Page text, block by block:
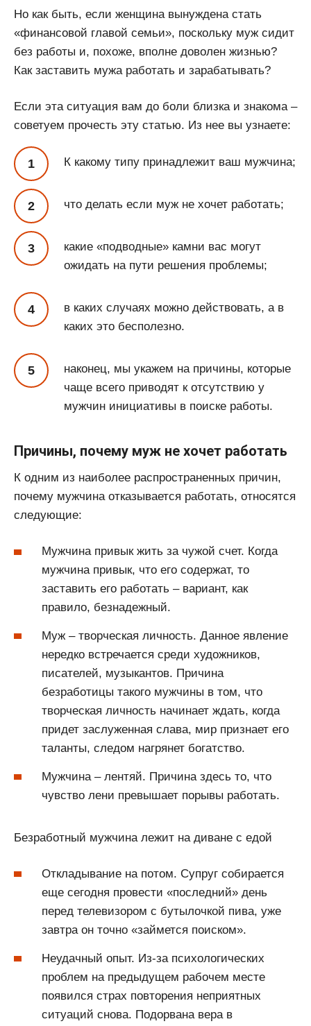
Но как быть, если женщина вынуждена стать
«финансовой главой семьи», поскольку муж сидит
без работы и, похоже, вполне доволен жизнью?
Как заставить мужа работать и зарабатывать?
Если эта ситуация вам до боли близка и знакома –
советуем прочесть эту статью. Из нее вы узнаете:
К какому типу принадлежит ваш мужчина;
что делать если муж не хочет работать;
какие «подводные» камни вас могут
ожидать на пути решения проблемы;
в каких случаях можно действовать, а в
каких это бесполезно.
наконец, мы укажем на причины, которые
чаще всего приводят к отсутствию у
мужчин инициативы в поиске работы.
Причины, почему муж не хочет работать
К одним из наиболее распространенных причин,
почему мужчина отказывается работать, относятся
следующие:
Мужчина привык жить за чужой счет. Когда
мужчина привык, что его содержат, то
заставить его работать – вариант, как
правило, безнадежный.
Муж – творческая личность. Данное явление
нередко встречается среди художников,
писателей, музыкантов. Причина
безработицы такого мужчины в том, что
творческая личность начинает ждать, когда
придет заслуженная слава, мир признает его
таланты, следом нагрянет богатство.
Мужчина – лентяй. Причина здесь то, что
чувство лени превышает порывы работать.
Безработный мужчина лежит на диване с едой
Откладывание на потом. Супруг собирается
еще сегодня провести «последний» день
перед телевизором с бутылочкой пива, уже
завтра он точно «займется поиском».
Неудачный опыт. Из-за психологических
проблем на предыдущем рабочем месте
появился страх повторения неприятных
ситуаций снова. Подорвана вера в